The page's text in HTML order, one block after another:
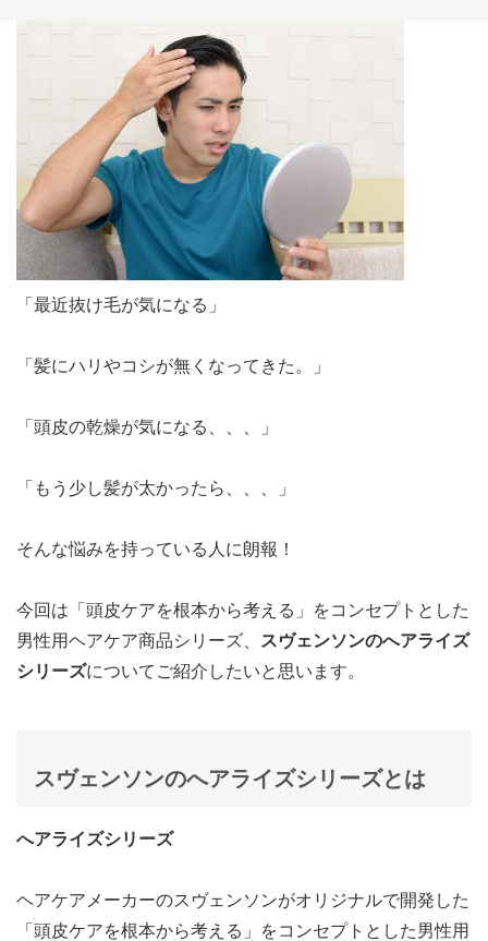
「最近抜け毛が気になる」
「髪にハリやコシが無くなってきた。」
「頭皮の乾燥が気になる、、、」
「もう少し髪が太かったら、、、」
そんな悩みを持っている人に朗報！
今回は「頭皮ケアを根本から考える」をコンセプトとした
男性用ヘアケア商品シリーズ、
スヴェンソンのへアライズ
シリーズについてご紹介したいと思います。
スヴェンソンのへアライズシリーズとは
へアライズシリーズ
ヘアケアメーカーのスヴェンソンがオリジナルで開発した
「頭皮ケアを根本から考える」をコンセプトとした男性用